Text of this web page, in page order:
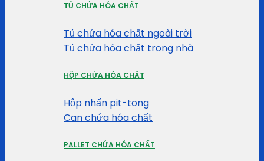
TỦ CHỨA HÓA CHẤT
Tủ chứa hóa chất ngoài trời
Tủ chứa hóa chất trong nhà
HỘP CHỨA HÓA CHẤT
Hộp nhấn pit-tong
Can chứa hóa chất
PALLET CHỨA HÓA CHẤT